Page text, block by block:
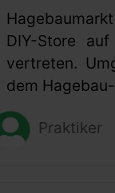
DIY-Store
vertreten.
dem
Praktiker